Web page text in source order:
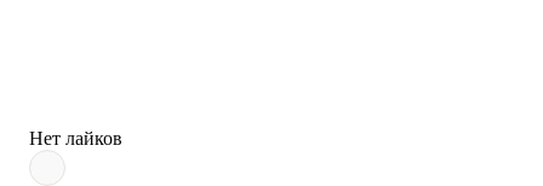
Нет лайков